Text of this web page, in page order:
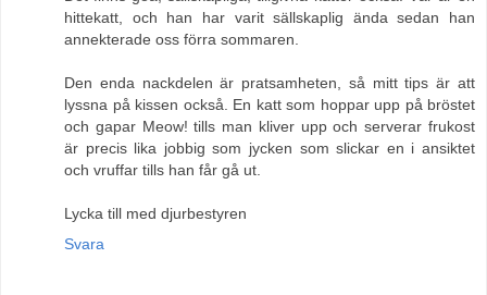
hittekatt, och han har varit sällskaplig ända sedan han
annekterade oss förra sommaren.
Den enda nackdelen är pratsamheten, så mitt tips är att
lyssna på kissen också. En katt som hoppar upp på bröstet
och gapar Meow! tills man kliver upp och serverar frukost
är precis lika jobbig som jycken som slickar en i ansiktet
och vruffar tills han får gå ut.
Lycka till med djurbestyren
Svara